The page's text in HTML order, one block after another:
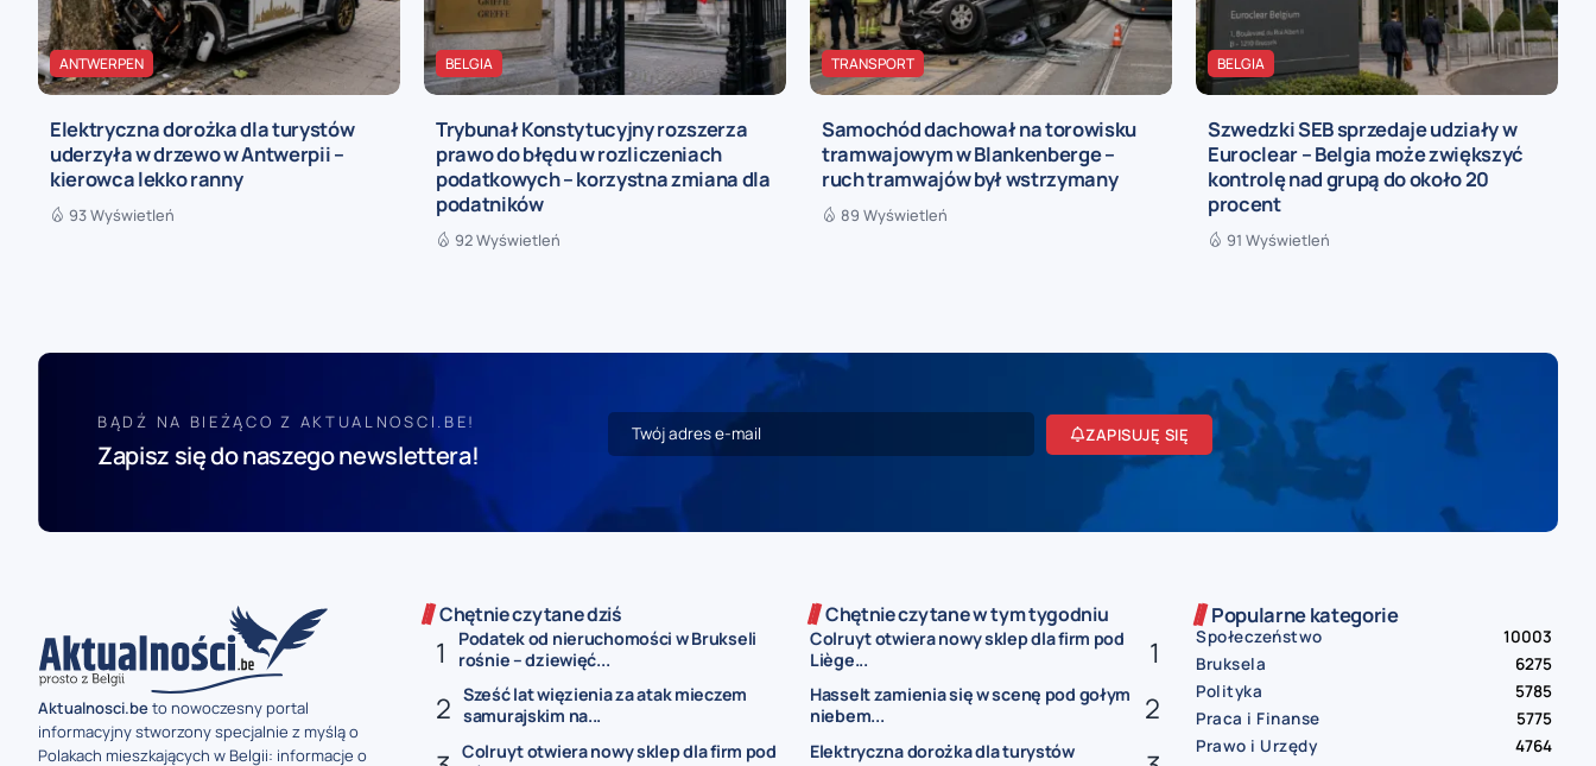
ANTWERPEN
Elektryczna dorożka dla turystów
uderzyła w drzewo w Antwerpii –
kierowca lekko ranny
93 Wyświetleń
BELGIA
Trybunał Konstytucyjny rozszerza
prawo do błędu w rozliczeniach
podatkowych – korzystna zmiana dla
podatników
92 Wyświetleń
TRANSPORT
Samochód dachował na torowisku
tramwajowym w Blankenberge –
ruch tramwajów był wstrzymany
89 Wyświetleń
BELGIA
Szwedzki SEB sprzedaje udziały w
Euroclear – Belgia może zwiększyć
kontrolę nad grupą do około 20
procent
91 Wyświetleń
BĄDŹ NA BIEŻĄCO Z AKTUALNOSCI.BE!
Zapisz się do naszego newslettera!
ZAPISUJĘ SIĘ
Aktualnosci.beto nowoczesny portal
informacyjny stworzony specjalnie z myślą o
Polakach mieszkających w Belgii: informacje o
Chętnie czytane dziś
Podatek od nieruchomości w Brukseli
rośnie – dziewięć...
Sześć lat więzienia za atak mieczem
samurajskim na...
Colruyt otwiera nowy sklep dla firm pod
Chętnie czytane w tym tygodniu
Colruyt otwiera nowy sklep dla firm pod
Liège...
Hasselt zamienia się w scenę pod gołym
niebem...
Elektryczna dorożka dla turystów
Popularne kategorie
Społeczeństwo
10003
Bruksela
6275
Polityka
5785
Praca i Finanse
5775
Prawo i Urzędy
4764